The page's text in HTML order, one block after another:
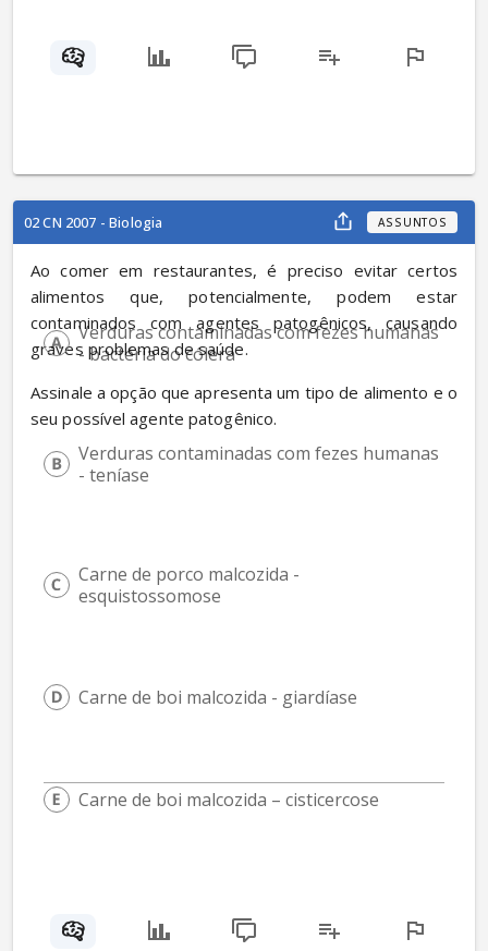
02 CN 2007 - Biologia ASSUNTOS
Ao comer em restaurantes, é preciso evitar certos
alimentos que, potencialmente, podem estar
contaminados com agentes patogênicos, causando
graves problemas de saúde.
Assinale a opção que apresenta um tipo de alimento e o
seu possível agente patogênico.
Verduras contaminadas com fezes humanas
- bactéria do cólera
Verduras contaminadas com fezes humanas
- teníase
Carne de porco malcozida -
esquistossomose
Carne de boi malcozida - giardíase
Carne de boi malcozida – cisticercose